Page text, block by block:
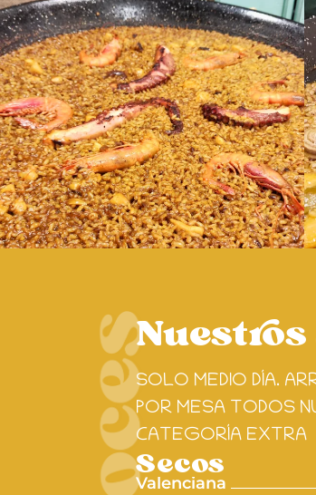
SOLO MEDIO DÍA.
POR MESA TODOS
CATEGORÍA EXTRA
Secos
Valenciana